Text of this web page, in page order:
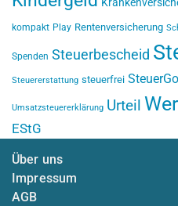
kompakt Play Rentenversicherung
Spenden Steuerbescheid
Steuererstattung steuerfrei SteuerGo
Umsatzsteuererklärung Urteil
EStG
Über uns
Impressum
AGB